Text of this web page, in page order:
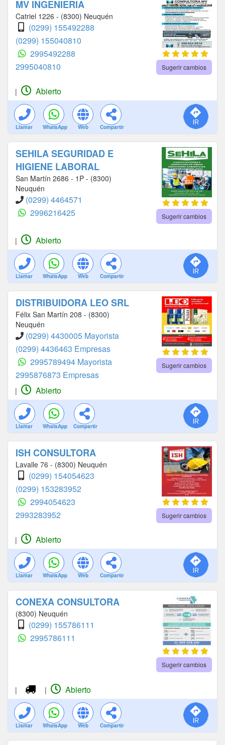
MV INGENIERIA
Catriel 1226 - (8300) Neuquén
(0299) 155492288
(0299) 155040810
2995492288
2995040810
Sugerir cambios
| Abierto
Llamar WhatsApp Web Compartir
SEHILA SEGURIDAD E
HIGIENE LABORAL
San Martín 2686 - 1P - (8300)
Neuquén
(0299) 4464571
2996216425
Sugerir cambios
| Abierto
Llamar WhatsApp Web Compartir
DISTRIBUIDORA LEO SRL
Félix San Martín 208 - (8300)
Neuquén
(0299) 4430005 Mayorista
(0299) 4436463 Empresas
2995789494 Mayorista
2995876873 Empresas
Sugerir cambios
| Abierto
Llamar WhatsApp Compartir
ISH CONSULTORA
Lavalle 76 - (8300) Neuquén
(0299) 154054623
(0299) 153283952
2994054623
2993283952
Sugerir cambios
| Abierto
Llamar WhatsApp Web Compartir
CONEXA CONSULTORA
(8300) Neuquén
(0299) 155786111
2995786111
Sugerir cambios
| | Abierto
Llamar WhatsApp Web Compartir